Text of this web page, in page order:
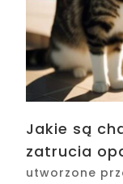
Jakie są
zatrucia
utworzone